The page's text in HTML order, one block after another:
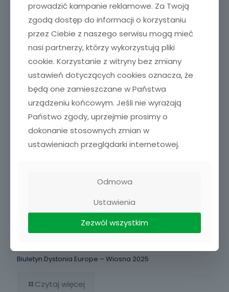
2025-11-21
Biuletyn Dystonia Europe – Lato 2025
Czytaj więcej
Biuletyn Dystonia Europe – Wiosna 2025
Czytaj więcej
prowadzić kampanie reklamowe. Za Twoją
zgodą dostęp do informacji o korzystaniu
przez Ciebie z naszego serwisu mogą mieć
nasi partnerzy, którzy wykorzystują pliki
cookie. Korzystanie z witryny bez zmiany
ustawień dotyczących cookies oznacza, że
będą one zamieszczane w Państwa
urządzeniu końcowym. Jeśli nie wyrażają
Państwo zgody, uprzejmie prosimy o
dokonanie stosownych zmian w
ustawieniach przeglądarki internetowej.
Odmowa
Ustawienia
Zezwól wszystkim